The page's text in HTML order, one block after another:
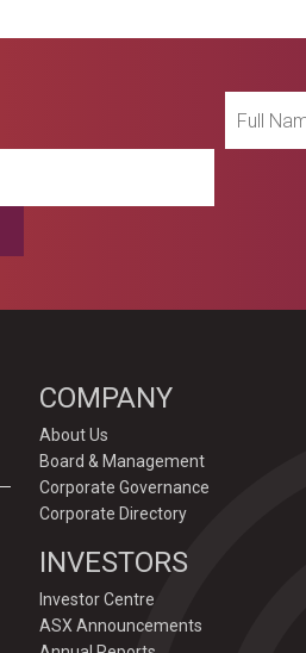
Name
COMPANY
About Us
Board & Management
Corporate Governance
Corporate Directory
INVESTORS
Investor Centre
ASX Announcements